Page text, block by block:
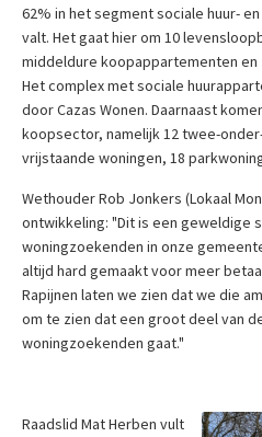
62% in het segment sociale huur-
valt. Het gaat hier om 10
middeldure koopappartementen en
Het complex met sociale
door Cazas Wonen. Daarnaast
koopsector, namelijk 12 twee-
vrijstaande woningen, 18
Wethouder Rob Jonkers (Lokaal
ontwikkeling: "Dit is een geweldige
woningzoekenden in onze
altijd hard gemaakt voor meer
Rapijnen laten we zien dat we die
om te zien dat een groot deel van
woningzoekenden gaat."
Raadslid Mat Herben vult